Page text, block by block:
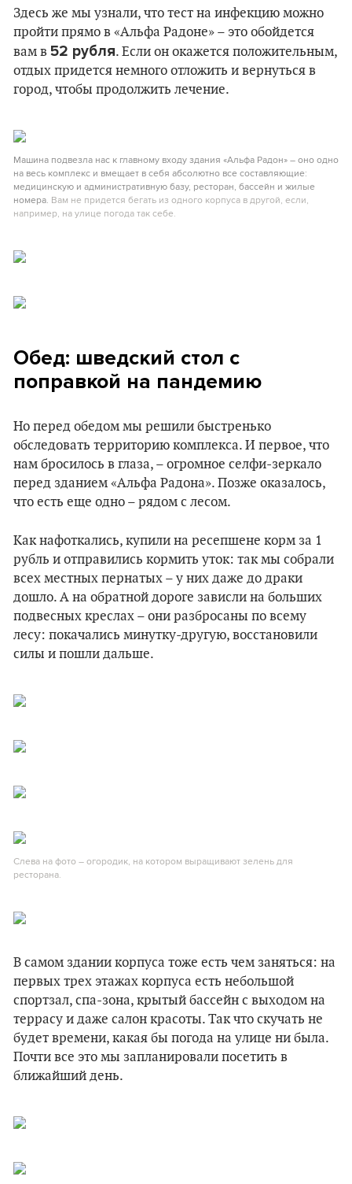
Здесь же мы узнали, что тест на инфекцию можно
пройти прямо в «Альфа Радоне» – это обойдется
вам в 52 рубля. Если он окажется положительным,
отдых придется немного отложить и вернуться в
город, чтобы продолжить лечение.
Машина подвезла нас к главному входу здания «Альфа Радон» – оно одно
на весь комплекс и вмещает в себя абсолютно все составляющие:
медицинскую и административную базу, ресторан, бассейн и жилые
номера. Вам не придется бегать из одного корпуса в другой, если,
например, на улице погода так себе.
Обед: шведский стол с
поправкой на пандемию
Но перед обедом мы решили быстренько
обследовать территорию комплекса. И первое, что
нам бросилось в глаза, – огромное селфи-зеркало
перед зданием «Альфа Радона». Позже оказалось,
что есть еще одно – рядом с лесом.
Как нафоткались, купили на ресепшене корм за 1
рубль и отправились кормить уток: так мы собрали
всех местных пернатых – у них даже до драки
дошло. А на обратной дороге зависли на больших
подвесных креслах – они разбросаны по всему
лесу: покачались минутку-другую, восстановили
силы и пошли дальше.
Слева на фото – огородик, на котором выращивают зелень для
ресторана.
В самом здании корпуса тоже есть чем заняться: на
первых трех этажах корпуса есть небольшой
спортзал, спа-зона, крытый бассейн с выходом на
террасу и даже салон красоты. Так что скучать не
будет времени, какая бы погода на улице ни была.
Почти все это мы запланировали посетить в
ближайший день.